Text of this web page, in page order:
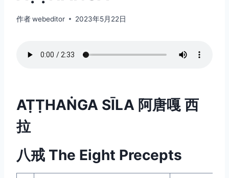
作者webeditor 2023年5月22日
AṬṬHAṄGA SĪLA 阿唐嘎 西
拉
八戒 The Eight Precepts